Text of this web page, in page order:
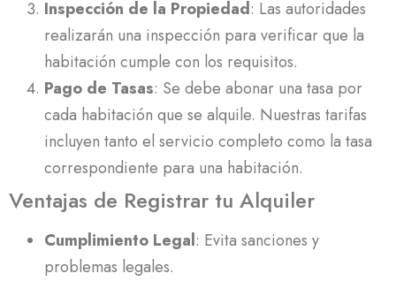
Inspección de la Propiedad: Las autoridades
realizarán una inspección para verificar que la
habitación cumple con los requisitos.
Pago de Tasas: Se debe abonar una tasa por
cada habitación que se alquile. Nuestras tarifas
incluyen tanto el servicio completo como la tasa
correspondiente para una habitación.
Ventajas de Registrar tu Alquiler
Cumplimiento Legal: Evita sanciones y
problemas legales.